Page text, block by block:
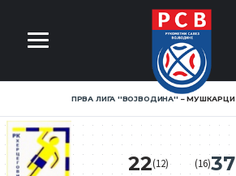
ПРВА ЛИГА ''ВОЈВОДИНА'' МУШКАРЦИ
22(12) (16)37